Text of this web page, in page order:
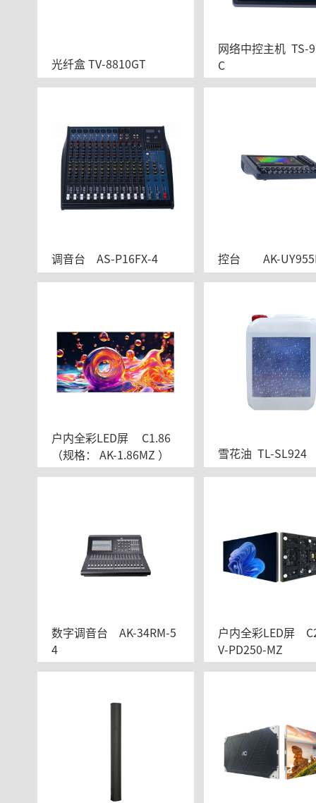
光纤盒 TV-8810GT
网络中控主机  TS-
C
调音台	AS-P16FX-4 控台	AK-
户内全彩LED屏	C1.86
（规格： AK-1.86MZ ）
雪花油  TL-SL924
数字调音台	AK-34RM-5
4
户内全彩LED屏
V-PD250-MZ